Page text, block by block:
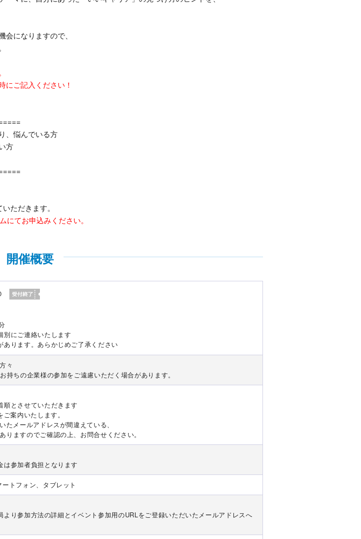
になりますので、
にご記入ください！
、悩んでいる方
方
ただきます。
てお申込みください。
開催概要
別にご連絡いたします
ります。あらかじめご了承ください
々
ちの企業様の参加をご遠慮いただく場合があります。
とさせていただきます
案内いたします。
メールアドレスが間違えている、
ますのでご確認の上、お問合せください。
参加者負担となります
トフォン、タブレット
り参加方法の詳細とイベント参加用のURLをご登録いただいたメールアドレスへ